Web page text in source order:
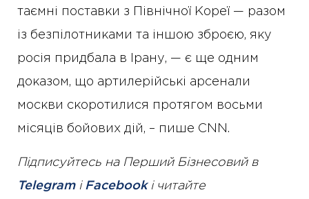
таємні поставки з Північної Кореї — разом
із безпілотниками та іншою зброєю, яку
росія придбала в Ірану, — є ще одним
доказом, що артилерійські арсенали
москви скоротилися протягом восьми
місяців бойових дій, – пише CNN.
Підписуйтесь на Перший Бізнесовий в
Telegramі Facebookі читайте